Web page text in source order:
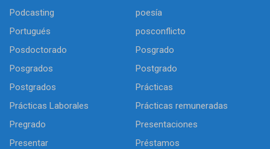
Podcasting
poesía
Portugués
posconflicto
Posdoctorado
Posgrado
Posgrados
Postgrado
Postgrados
Prácticas
Prácticas Laborales
Prácticas remuneradas
Pregrado
Presentaciones
Presentar
Préstamos